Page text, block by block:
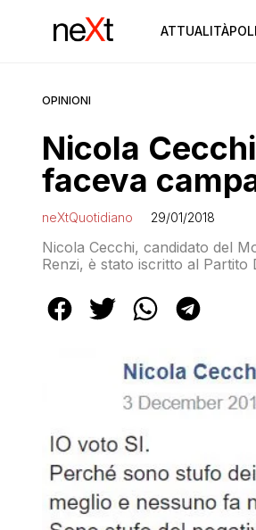
ATTUALITÀ
OPINIONI
Nicola
faceva
neXtQuotidiano 29/01/2018
Nicola Cecchi, candidato del
Renzi, è stato iscritto al
votare sì al […]